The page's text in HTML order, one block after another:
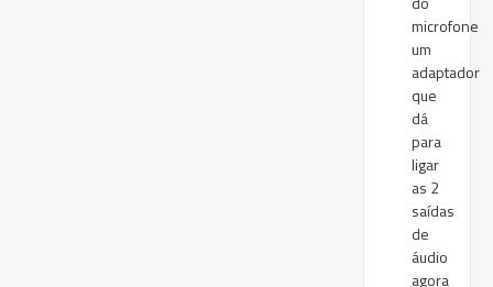
microfone
um
adaptador
que
dá
para
ligar
as 2
saídas
de
áudio
agora